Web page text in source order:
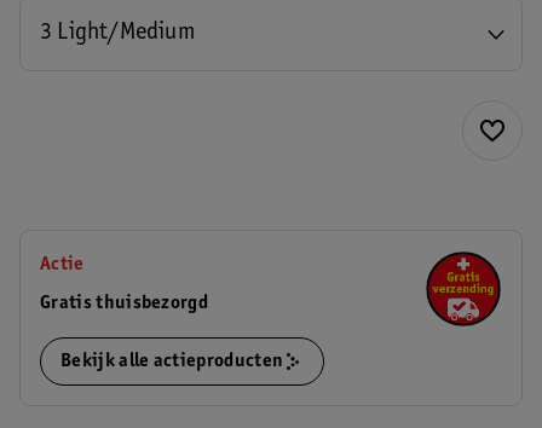
3 Light/Medium
Actie
Gratis thuisbezorgd
Bekijk alle actieproducten